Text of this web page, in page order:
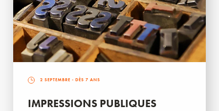
2 SEPTEMBRE - DÈS 7 ANS
IMPRESSIONS PUBLIQUES